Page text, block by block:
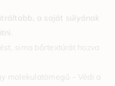
a saját súlyának
sima bőrtextúrát hozva
molekulatömegű – Védi a